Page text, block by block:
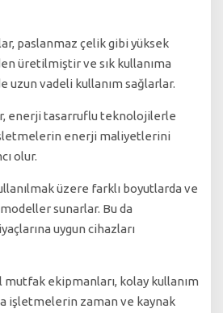
paslanmaz çelik gibi yüksek
üretilmiştir ve sık kullanıma
uzun vadeli kullanım sağlarlar.
enerji tasarruflu teknolojilerle
işletmelerin enerji maliyetlerini
olur.
üzere farklı boyutlarda ve
sunarlar. Bu da
uygun cihazları
mutfak ekipmanları, kolay kullanım
işletmelerin zaman ve kaynak